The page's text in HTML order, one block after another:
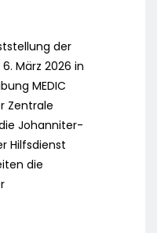
der
März 2026 in
MEDIC
Zentrale
Johanniter-
Hilfsdienst
die